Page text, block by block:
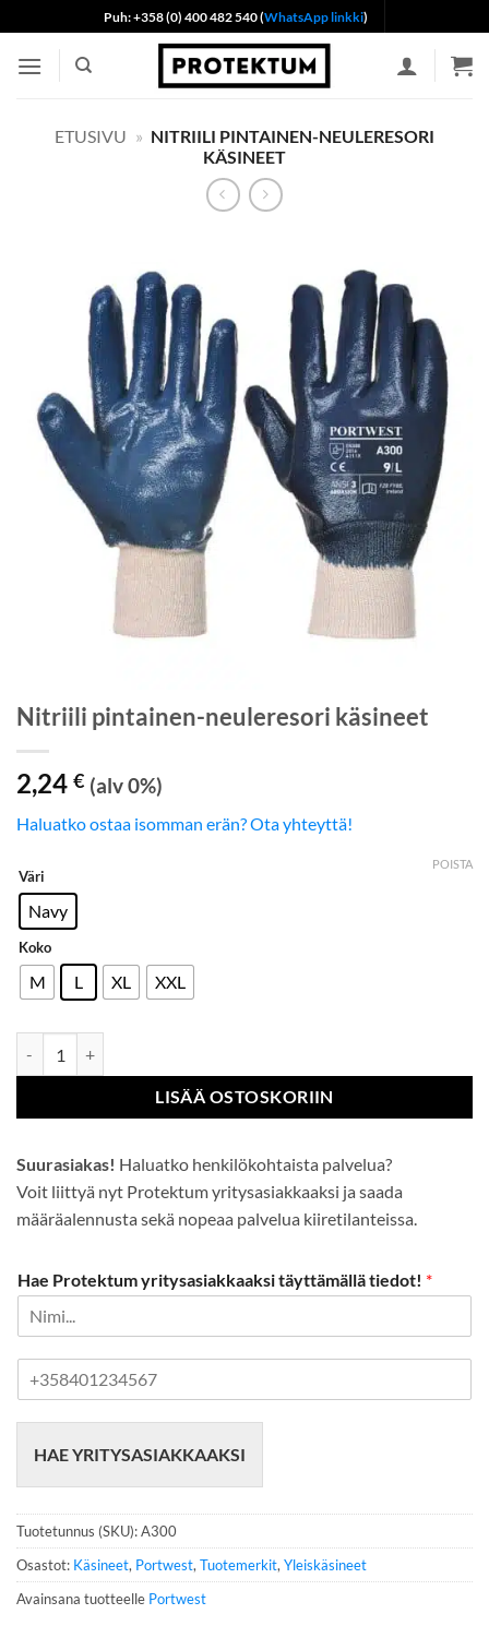
to
content
Puh: +358 (0) 400 482 540 (WhatsApp linkki)
ETUSIVU » NITRIILI PINTAINEN-NEULERESORI
KÄSINEET
Nitriili pintainen-neuleresori käsineet
2,24 € (alv 0%)
Haluatko ostaa isomman erän? Ota yhteyttä!
Väri
Navy
Koko
M L XL XXL
POISTA
LISÄÄ OSTOSKORIIN
Suurasiakas! Haluatko henkilökohtaista palvelua?
Voit liittyä nyt Protektum yritysasiakkaaksi ja saada
määräalennusta sekä nopeaa palvelua kiiretilanteissa.
Hae Protektum yritysasiakkaaksi täyttämällä tiedot! *
n
u
m
e
r
HAE YRITYSASIAKKAAKSI
Tuotetunnus (SKU):A300
Osastot: Käsineet, Portwest, Tuotemerkit, Yleiskäsineet
Avainsana tuotteelle Portwest